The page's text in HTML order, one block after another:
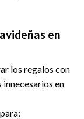
en
los regalos con
en